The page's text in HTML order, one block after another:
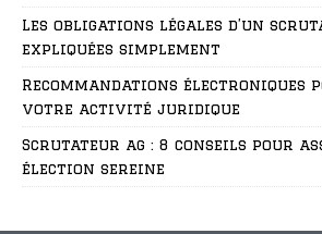
Les obligations légales d’un
expliquées simplement
Recommandations électroniques
votre activité juridique
Scrutateur ag : 8 conseils pour
élection sereine